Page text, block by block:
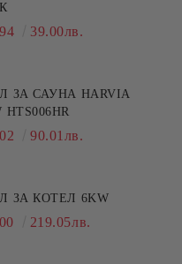
39.00лв.
ЗА САУНА HARVIA
HTS006HR
90.01лв.
ЗА КОТЕЛ 6KW
219.05лв.